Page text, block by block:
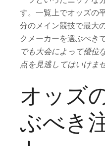
す。一覧上でオッズの
分のメイン競技で最大
クメーカーを選ぶべきで
でも大会によって優位
点を見逃してはいけませ
オッズ
ぶべき